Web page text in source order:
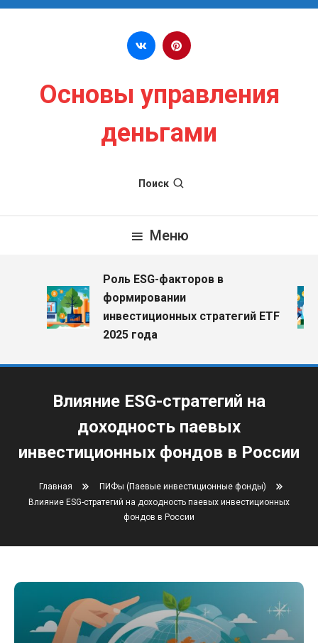
Перейти к содержимому
Основы управления
деньгами
Поиск
Меню
Роль ESG-факторов в
формировании
инвестиционных стратегий ETF
2025 года
Влияние ESG-стратегий на
доходность паевых
инвестиционных фондов в России
Главная
ПИФы (Паевые инвестиционные фонды)
Влияние ESG-стратегий на доходность паевых инвестиционных
фондов в России